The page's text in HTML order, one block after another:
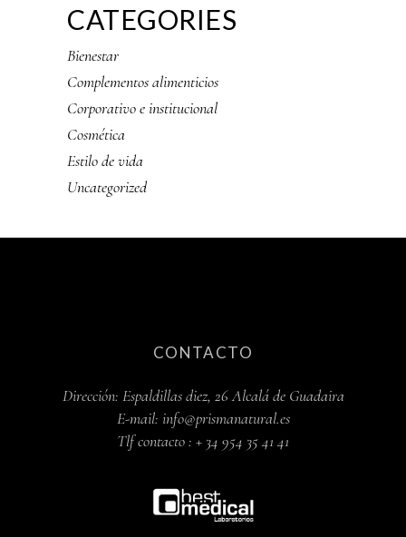
CATEGORIES
Bienestar
Complementos alimenticios
Corporativo e institucional
Cosmética
Estilo de vida
Uncategorized
CONTACTO
Dirección: Espaldillas diez, 26 Alcalá de Guadaira
E-mail: info@prismanatural.es
Tlf contacto : + 34 954 35 41 41